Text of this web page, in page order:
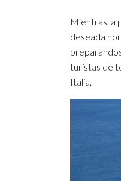
Mientras la
deseada
turistas de
Italia.